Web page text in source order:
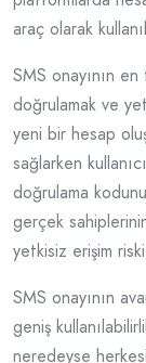
araç olarak
SMS onayının en
doğrulamak ve
yeni bir hesap
sağlarken
doğrulama
gerçek
yetkisiz erişim
SMS onayının
geniş
neredeyse